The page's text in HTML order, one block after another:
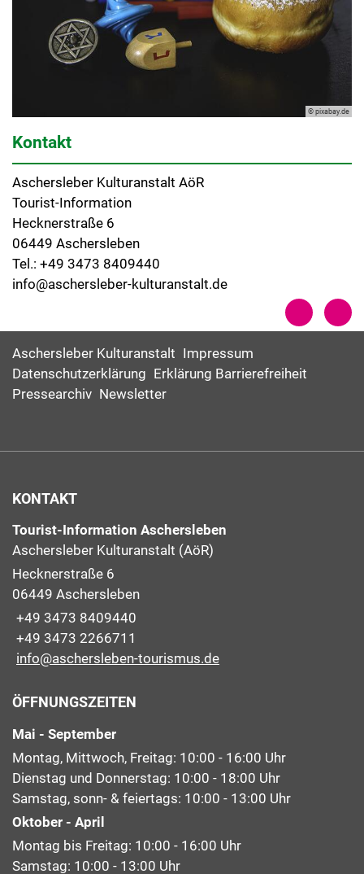
© pixabay.de
Kontakt
Aschersleber Kulturanstalt AöR
Tourist-Information
Hecknerstraße 6
06449 Aschersleben
Tel.: +49 3473 8409440
info@aschersleber-kulturanstalt.de
Aschersleber Kulturanstalt Impressum
Datenschutzerklärung Erklärung Barrierefreiheit
Pressearchiv Newsletter
KONTAKT
Tourist-Information Aschersleben
Aschersleber Kulturanstalt (AöR)
Hecknerstraße 6
06449 Aschersleben
+49 3473 8409440
+49 3473 2266711
info@aschersleben-tourismus.de
ÖFFNUNGSZEITEN
Mai - September
Montag, Mittwoch, Freitag: 10:00 - 16:00 Uhr
Dienstag und Donnerstag: 10:00 - 18:00 Uhr
Samstag, sonn- & feiertags: 10:00 - 13:00 Uhr
Oktober - April
Montag bis Freitag: 10:00 - 16:00 Uhr
Samstag: 10:00 - 13:00 Uhr